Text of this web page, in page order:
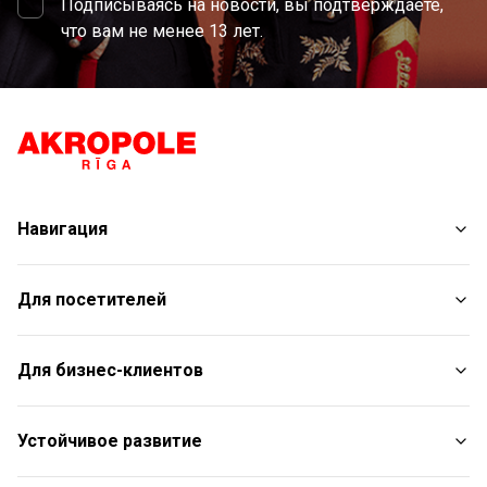
Подписываясь на новости, вы подтверждаете,
что вам не менее 13 лет.
Навигация
Магазины
Услуги
Развлечения
Рестораны
Для посетителей
План торгового центра
С животными
Контакты
Aкции
Подарочная карта
Для бизнес-клиентов
Контакты
Подарочная карта для юридических лиц
Устойчивое развитие